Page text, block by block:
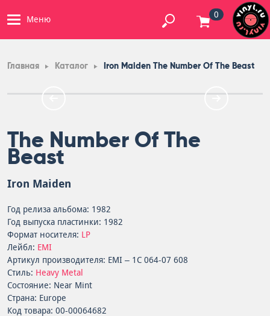
Меню 0
Главная Каталог Iron Maiden The Number Of The Beast
The Number Of The
Beast
Iron Maiden
Год релиза альбома: 1982
Год выпуска пластинки: 1982
Формат носителя: LP
Лейбл: EMI
Артикул производителя: EMI – 1C 064-07 608
Стиль: Heavy Metal
Состояние: Near Mint
Страна: Europe
Код товара: 00-00064682